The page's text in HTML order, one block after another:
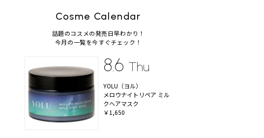
Cosme Calendar
話題のコスメの発売日早わかり！
今月の一覧を今すぐチェック！
8.6 Thu
YOLU（ヨル）
メロウナイトリペア ミル
クヘアマスク
￥1,650